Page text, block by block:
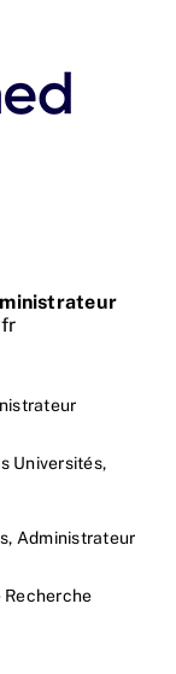
Universités,
Administrateur